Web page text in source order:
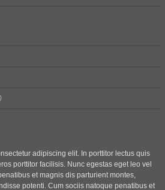
adipiscing elit. In porttitor lectus quis
porttitor facilisis. Nunc egestas eget leo vel
et magnis dis parturient montes,
potenti. Cum sociis natoque penatibus et